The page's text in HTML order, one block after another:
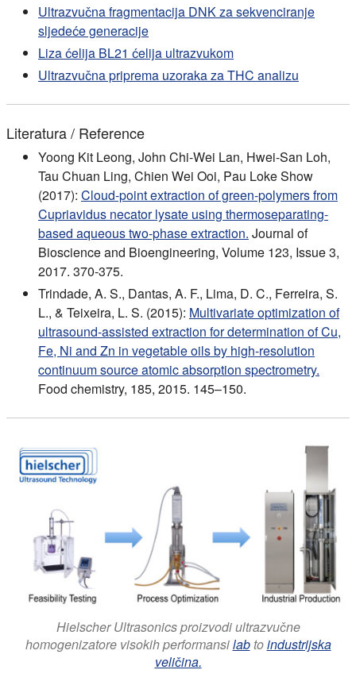
Ultrazvučna fragmentacija DNK za sekvenciranje
sljedeće generacije
Liza ćelija BL21 ćelija ultrazvukom
Ultrazvučna priprema uzoraka za THC analizu
Literatura / Reference
Yoong Kit Leong, John Chi-Wei Lan, Hwei-San Loh,
Tau Chuan Ling, Chien Wei Ooi, Pau Loke Show
(2017): Cloud-point extraction of green-polymers from
Cupriavidus necator lysate using thermoseparating-
based aqueous two-phase extraction. Journal of
Bioscience and Bioengineering, Volume 123, Issue 3,
2017. 370-375.
Trindade, A. S., Dantas, A. F., Lima, D. C., Ferreira, S.
L., & Teixeira, L. S. (2015): Multivariate optimization of
ultrasound-assisted extraction for determination of Cu,
Fe, Ni and Zn in vegetable oils by high-resolution
continuum source atomic absorption spectrometry.
Food chemistry, 185, 2015. 145–150.
Hielscher Ultrasonics proizvodi ultrazvučne
homogenizatore visokih performansilabtoindustrijska
veličina.